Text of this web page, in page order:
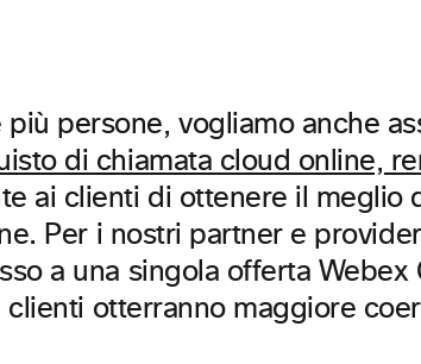
persone, vogliamo anche
di chiamata cloud online,
ai clienti di ottenere il
Per i nostri partner e
a una singola offerta
clienti otterranno maggiore